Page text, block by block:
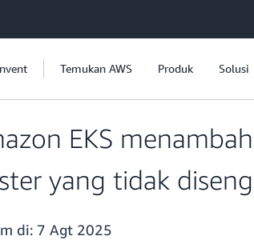
Temukan AWS Produk Solusi
EKS
yang tidak
di: 7 Agt 2025